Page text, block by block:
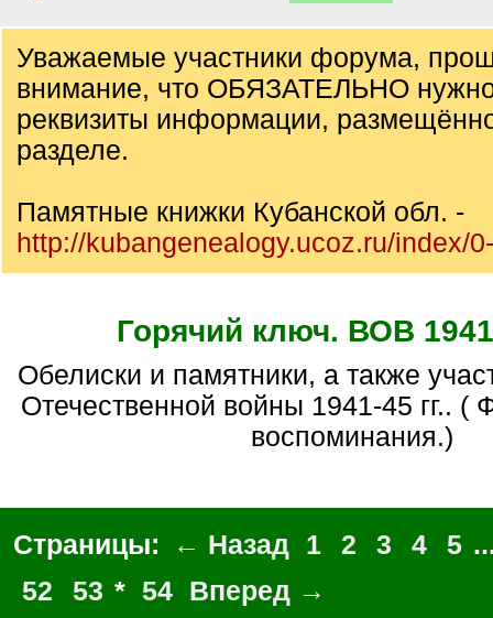
Уважаемые участники форума,
внимание, что ОБЯЗАТЕЛЬНО нужно
реквизиты информации,
разделе.
Памятные книжки Кубанской обл. -
http://kubangenealogy.ucoz.ru/index/
Горячий ключ. ВОВ
Обелиски и памятники, а также участников Великой
Отечественной войны 1941-45 гг.. (
воспоминания.)
Страницы: ← Назад 1 2 3 4 5
52
53 * 54 Вперед →